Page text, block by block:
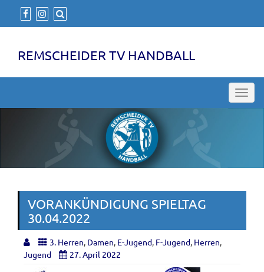
REMSCHEIDER TV HANDBALL
VORANKÜNDIGUNG SPIELTAG
30.04.2022
3. Herren, Damen, E-Jugend, F-Jugend, Herren,
Jugend
27. April 2022